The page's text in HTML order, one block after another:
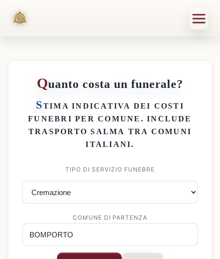
Quanto costa un funerale?
STIMA INDICATIVA DEI COSTI
FUNEBRI PER COMUNE . INCLUDE
TRASPORTO SALMA TRA COMUNI
ITALIANI.
TIPO DI SERVIZIO FUNEBRE
COMUNE DI PARTENZA